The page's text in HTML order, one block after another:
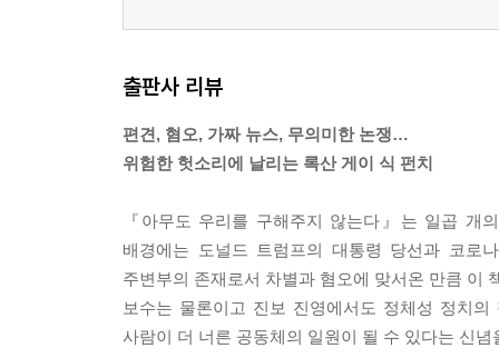
출판사 리뷰
편견, 혐오, 가짜 뉴스, 무의미한 논쟁…
위험한 헛소리에 날리는 록산 게이 식 펀치
『아무도 우리를 구해주지 않는다』는 일곱 개
배경에는 도널드 트럼프의 대통령 당선과 코로
주변부의 존재로서 차별과 혐오에 맞서온 만큼 이
보수는 물론이고 진보 진영에서도 정체성 정치
사람이 더 너른 공동체의 일원이 될 수 있다는 신